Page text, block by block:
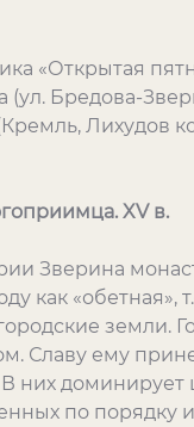
«Открытая
Бредова-
Лихудов
XVв.
Зверина
как «обетная»,
земли.
Славу ему
В них
по порядку